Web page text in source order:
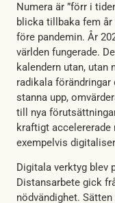
Numera är ”förr i
blicka tillbaka fem
före pandemin. År
världen fungerade.
kalendern utan,
radikala förändringar
stanna upp,
till nya
kraftigt accelererade
exempelvis
Digitala verktyg blev
Distansarbete gick
nödvändighet.